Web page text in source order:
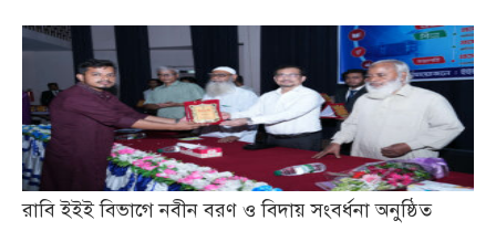
রাবি ইইই বিভাগে নবীন বরণ ও বিদায় সংবর্ধনা অনুষ্ঠিত